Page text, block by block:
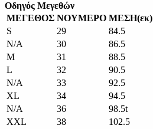
Οδηγός Μεγεθών
ΜΕΓΕΘΟΣ ΝΟΥΜΕΡΟ ΜΕΣΗ(εκ)
S
29 84.5
N/A
30 86.5
M
31 88.5
L
32 90.5
N/A
33 92.5
XL
34 94.5
N/A
36 98.5t
XXL
38 102.5